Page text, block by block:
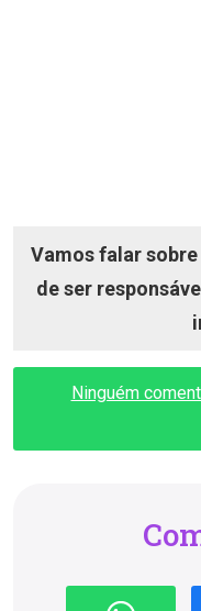
Vamos falar
de ser
Ninguém